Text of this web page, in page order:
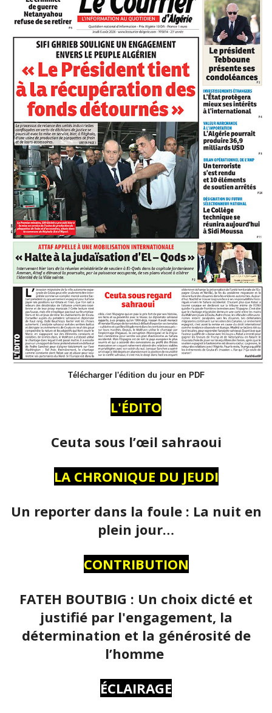
Télécharger l'édition du jour en PDF
L'ÉDITO
Ceuta sous l’œil sahraoui
LA CHRONIQUE DU JEUDI
Un reporter dans la foule : La nuit en
plein jour…
CONTRIBUTION
FATEH BOUTBIG : Un choix dicté et
justifié par l'engagement, la
détermination et la générosité de
l’homme
ÉCLAIRAGE